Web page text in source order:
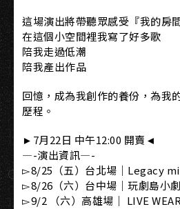
這場演出將帶聽眾感受『我的房間
在這個小空間裡我寫了好多歌
陪我走過低潮
陪我產出作品
回憶，成為我創作的養份，為我
歷程。
►7月22日 中午12:00 開賣◄
—-演出資訊—-
▻8/25（五）台北場｜Legacy
▻8/26（六）台中場｜玩劇島小
▻9/2 （六）高雄場｜ LIVE